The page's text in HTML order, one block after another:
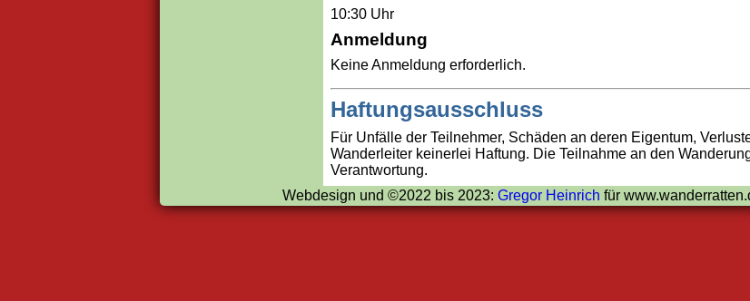
10:30 Uhr
Anmeldung
Keine Anmeldung erforderlich.
Haftungsausschluss
Für Unfälle der Teilnehmer, Schäden an deren Eigentum,
Wanderleiter keinerlei Haftung. Die Teilnahme an den
Verantwortung.
Webdesign und ©2022 bis 2023: Gregor Heinrich für